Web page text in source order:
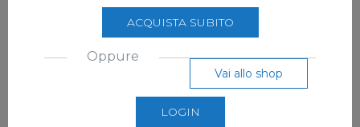
ACQUISTA SUBITO
Oppure
Vai allo shop
LOGIN